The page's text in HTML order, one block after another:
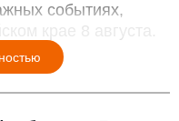
событиях,
крае 8 августа.